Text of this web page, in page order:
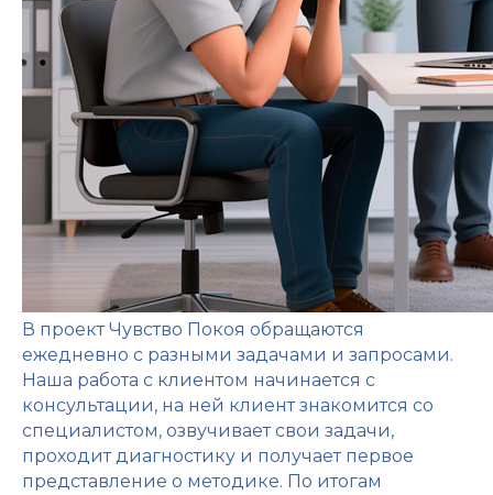
В проект Чувство Покоя обращаются
ежедневно с разными задачами и запросами.
Наша работа с клиентом начинается с
консультации, на ней клиент знакомится со
специалистом, озвучивает свои задачи,
проходит диагностику и получает первое
представление о методике. По итогам